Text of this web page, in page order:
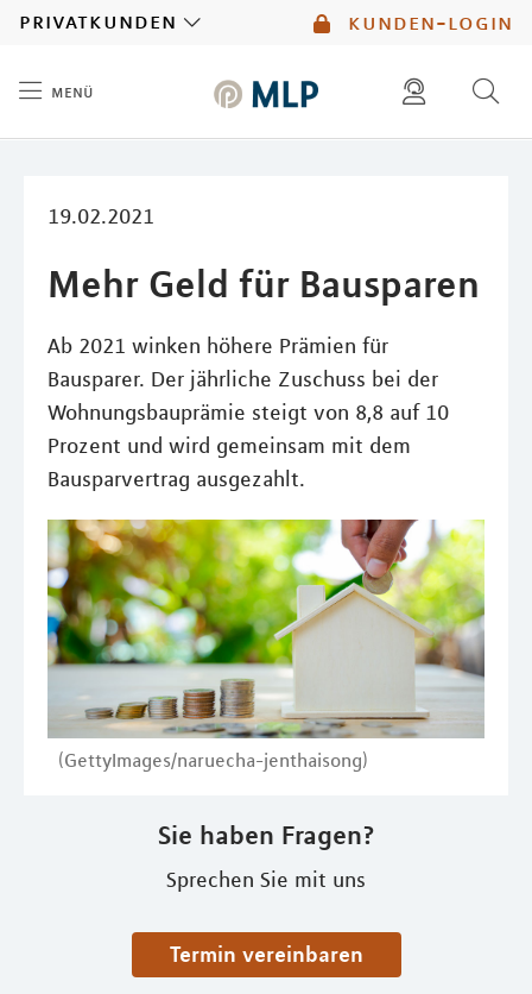
kunden-login
privatkunden
menü
19.02.2021
Mehr Geld für Bausparen
Ab 2021 winken höhere Prämien für
Bausparer. Der jährliche Zuschuss bei der
Wohnungsbauprämie steigt von 8,8 auf 10
Prozent und wird gemeinsam mit dem
Bausparvertrag ausgezahlt.
(GettyImages/naruecha-jenthaisong)
Sie haben Fragen?
Sprechen Sie mit uns
Termin vereinbaren